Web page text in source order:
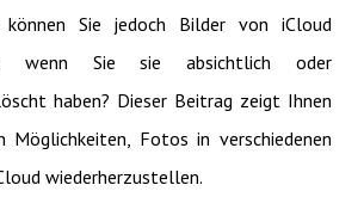
können Sie jedoch Bilder von iCloud
wenn Sie sie absichtlich oder
haben? Dieser Beitrag zeigt Ihnen
Möglichkeiten, Fotos in verschiedenen
wiederherzustellen.